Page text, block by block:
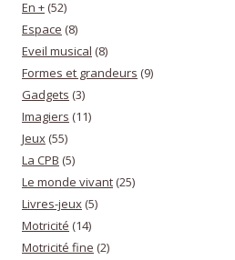
En + (52)
Espace (8)
Eveil musical (8)
Formes et grandeurs (9)
Gadgets (3)
Imagiers (11)
Jeux (55)
La CPB (5)
Le monde vivant (25)
Livres-jeux (5)
Motricité (14)
Motricité fine (2)